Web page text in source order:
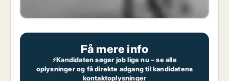
Få mere info
⚡Kandidaten søger job lige nu – se alle
oplysninger og få direkte adgang til kandidatens
kontaktoplysninger